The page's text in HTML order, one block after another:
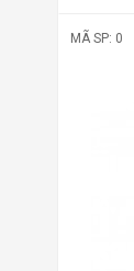
MÃ SP: 0